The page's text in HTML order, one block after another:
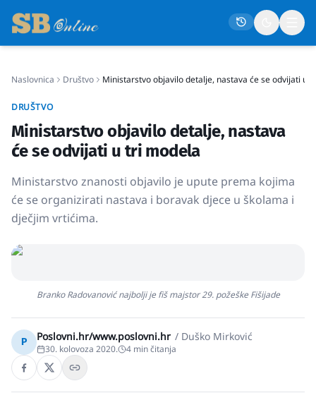
Politika
Život
Crna kronika
Sport
Osmrtnice
Naslovnica Društvo Ministarstvo objavilo detalje, nastava će se odvijati u
DRUŠTVO
Ministarstvo objavilo detalje, nastava
će se odvijati u tri modela
Ministarstvo znanosti objavilo je upute prema kojima
će se organizirati nastava i boravak djece u školama i
dječjim vrtićima.
Branko Radovanović najbolji je fiš majstor 29. požeške Fišijade
P Poslovni.hr/www.poslovni.hr / Duško Mirković
30. kolovoza 2020. 4 min čitanja